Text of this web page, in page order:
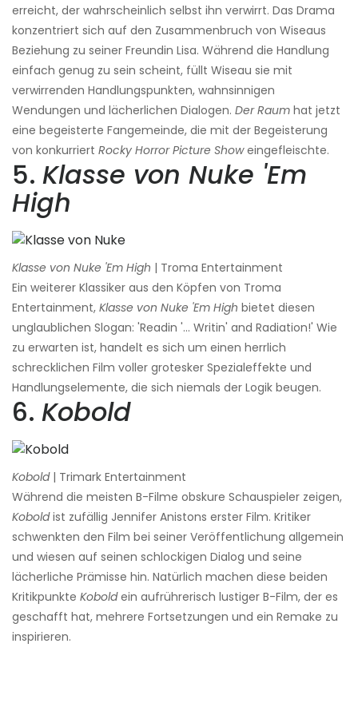
erreicht, der wahrscheinlich selbst ihn verwirrt. Das Drama
konzentriert sich auf den Zusammenbruch von Wiseaus
Beziehung zu seiner Freundin Lisa. Während die Handlung
einfach genug zu sein scheint, füllt Wiseau sie mit
verwirrenden Handlungspunkten, wahnsinnigen
Wendungen und lächerlichen Dialogen. Der Raum hat jetzt
eine begeisterte Fangemeinde, die mit der Begeisterung
von konkurriert Rocky Horror Picture Showeingefleischte.
5. Klasse von Nuke 'Em
High
Klasse von Nuke 'Em High | Troma Entertainment
Ein weiterer Klassiker aus den Köpfen von Troma
Entertainment, Klasse von Nuke 'Em High bietet diesen
unglaublichen Slogan: 'Readin '... Writin' and Radiation!' Wie
zu erwarten ist, handelt es sich um einen herrlich
schrecklichen Film voller grotesker Spezialeffekte und
Handlungselemente, die sich niemals der Logik beugen.
6. Kobold
Kobold| Trimark Entertainment
Während die meisten B-Filme obskure Schauspieler zeigen,
Koboldist zufällig Jennifer Anistons erster Film. Kritiker
schwenkten den Film bei seiner Veröffentlichung allgemein
und wiesen auf seinen schlockigen Dialog und seine
lächerliche Prämisse hin. Natürlich machen diese beiden
Kritikpunkte Koboldein aufrührerisch lustiger B-Film, der es
geschafft hat, mehrere Fortsetzungen und ein Remake zu
inspirieren.